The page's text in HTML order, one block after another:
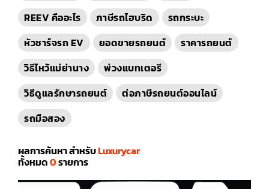
REEV คืออะไร
ภาษีรถไฮบริด
รถกระบะ
หัวชาร์จรถ EV
ยอดขายรถยนต์
ราคารถยนต์
วิธีไหว้แม่ย่านาง
พ่วงแบทเตอรี
วิธีดูแลรักษารถยนต์
ต่อภาษีรถยนต์ออนไลน์
รถมือสอง
ผลการค้นหา สำหรับLuxurycar
ทั้งหมด0รายการ